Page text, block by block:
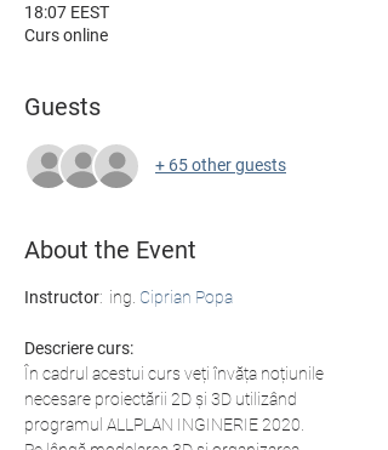
18:07 EEST
Curs online
Guests
+ 65 other guests
About the Event
Instructor:  ing. Ciprian Popa
Descriere curs:
În cadrul acestui curs veți învăța noțiunile
necesare proiectării 2D și 3D utilizând
programul ALLPLAN INGINERIE 2020.